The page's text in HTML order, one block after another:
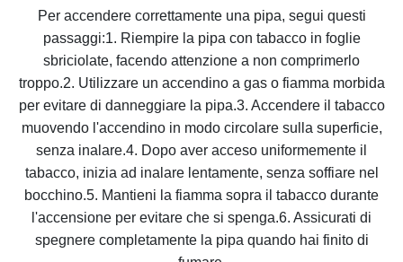
Per accendere correttamente una pipa, segui questi
passaggi:1. Riempire la pipa con tabacco in foglie
sbriciolate, facendo attenzione a non comprimerlo
troppo.2. Utilizzare un accendino a gas o fiamma morbida
per evitare di danneggiare la pipa.3. Accendere il tabacco
muovendo l'accendino in modo circolare sulla superficie,
senza inalare.4. Dopo aver acceso uniformemente il
tabacco, inizia ad inalare lentamente, senza soffiare nel
bocchino.5. Mantieni la fiamma sopra il tabacco durante
l'accensione per evitare che si spenga.6. Assicurati di
spegnere completamente la pipa quando hai finito di